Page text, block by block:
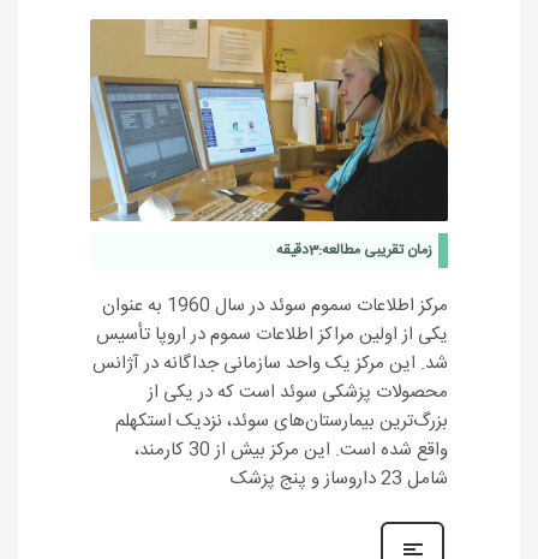
زمان تقریبی مطالعه:3دقیقه
مرکز اطلاعات سموم سوئد در سال 1960 به عنوان
یکی از اولین مراکز اطلاعات سموم در اروپا تأسیس
شد. این مرکز یک واحد سازمانی جداگانه در آژانس
محصولات پزشکی سوئد است که در یکی از
بزرگ‌ترین بیمارستان‌های سوئد، نزدیک استکهلم
واقع شده است. این مرکز بیش از 30 کارمند،
شامل 23 داروساز و پنج پزشک